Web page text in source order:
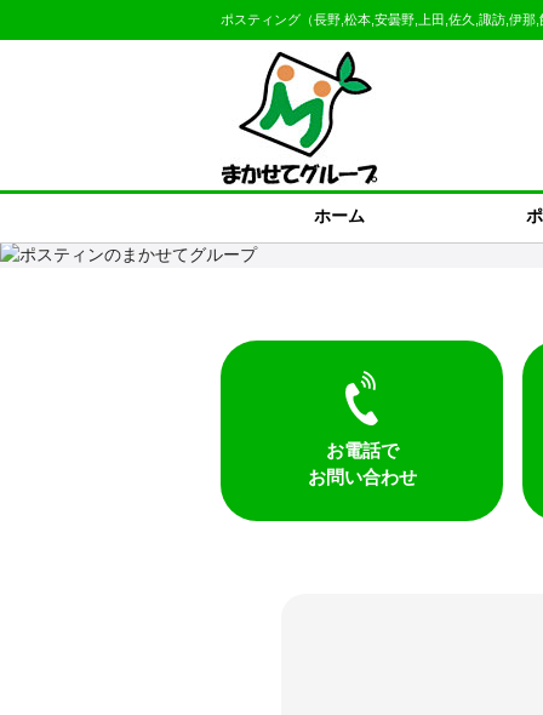
ポスティング（長野,松本,安曇野,上田,佐久,諏訪,伊
ホーム
お電話で
お問い合わせ